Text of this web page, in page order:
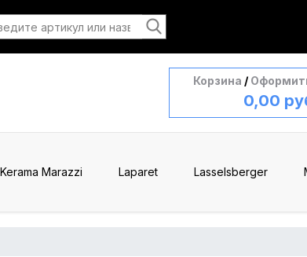
Корзина /
0,00
Kerama Marazzi Laparet Lasselsberger